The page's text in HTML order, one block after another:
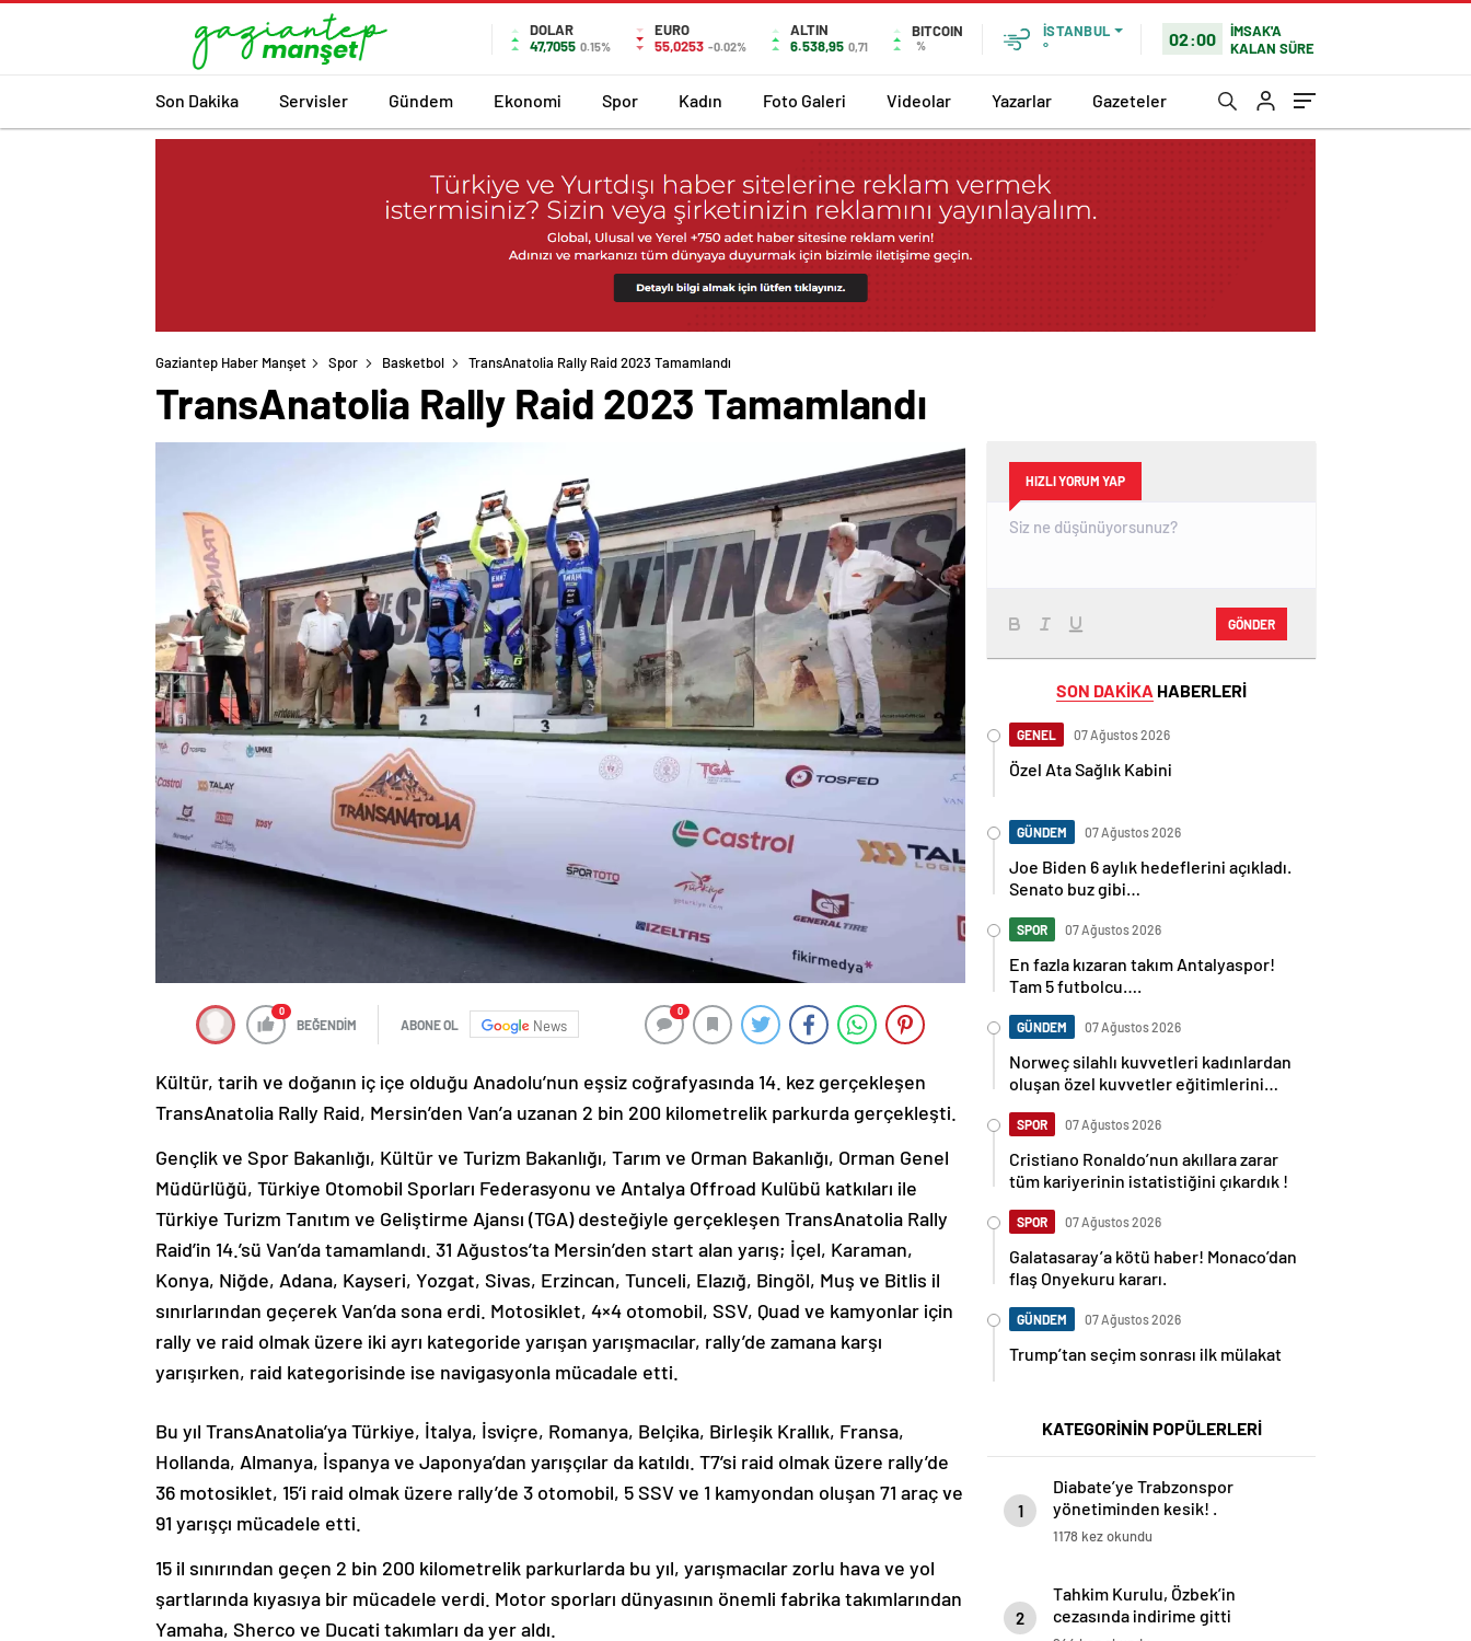
DOLAR
47,7055 0.15%
EURO
55,0253 -0.02%
ALTIN
6.538,95 0,71
BITCOIN
%
İSTANBUL
°
02:00
İMSAK'A
KALAN SÜRE
Son Dakika Servisler Gündem Ekonomi Spor Kadın Foto Galeri Videolar Yazarlar Gazeteler
Gaziantep Haber Manşet Spor Basketbol TransAnatolia Rally Raid 2023 Tamamlandı
TransAnatolia Rally Raid 2023 Tamamlandı
0
BEĞENDİM ABONE OL News
0
Kültür, tarih ve doğanın iç içe olduğu Anadolu’nun eşsiz coğrafyasında 14. kez gerçekleşen
TransAnatolia Rally Raid, Mersin’den Van’a uzanan 2 bin 200 kilometrelik parkurda gerçekleşti.
Gençlik ve Spor Bakanlığı, Kültür ve Turizm Bakanlığı, Tarım ve Orman Bakanlığı, Orman Genel
Müdürlüğü, Türkiye Otomobil Sporları Federasyonu ve Antalya Offroad Kulübü katkıları ile
Türkiye Turizm Tanıtım ve Geliştirme Ajansı (TGA) desteğiyle gerçekleşen TransAnatolia Rally
Raid’in 14.’sü Van’da tamamlandı. 31 Ağustos’ta Mersin’den start alan yarış; İçel, Karaman,
Konya, Niğde, Adana, Kayseri, Yozgat, Sivas, Erzincan, Tunceli, Elazığ, Bingöl, Muş ve Bitlis il
sınırlarından geçerek Van’da sona erdi. Motosiklet, 4×4 otomobil, SSV, Quad ve kamyonlar için
rally ve raid olmak üzere iki ayrı kategoride yarışan yarışmacılar, rally’de zamana karşı
yarışırken, raid kategorisinde ise navigasyonla mücadale etti.
Bu yıl TransAnatolia’ya Türkiye, İtalya, İsviçre, Romanya, Belçika, Birleşik Krallık, Fransa,
Hollanda, Almanya, İspanya ve Japonya’dan yarışçılar da katıldı. T7’si raid olmak üzere rally’de
36 motosiklet, 15’i raid olmak üzere rally’de 3 otomobil, 5 SSV ve 1 kamyondan oluşan 71 araç ve
91 yarışçı mücadele etti.
15 il sınırından geçen 2 bin 200 kilometrelik parkurlarda bu yıl, yarışmacılar zorlu hava ve yol
şartlarında kıyasıya bir mücadele verdi. Motor sporları dünyasının önemli fabrika takımlarından
Yamaha, Sherco ve Ducati takımları da yer aldı.
HIZLI YORUM YAP
GÖNDER
SON DAKİKA HABERLERİ
GENEL 07 Ağustos 2026
Özel Ata Sağlık Kabini
GÜNDEM 07 Ağustos 2026
Joe Biden 6 aylık hedeflerini açıkladı.
Senato buz gibi…
SPOR 07 Ağustos 2026
En fazla kızaran takım Antalyaspor!
Tam 5 futbolcu….
GÜNDEM 07 Ağustos 2026
Norweç silahlı kuvvetleri kadınlardan
oluşan özel kuvvetler eğitimlerini
SPOR 07 Ağustos 2026
Cristiano Ronaldo’nun akıllara zarar
tüm kariyerinin istatistiğini çıkardık !
SPOR 07 Ağustos 2026
Galatasaray’a kötü haber! Monaco’dan
flaş Onyekuru kararı.
GÜNDEM 07 Ağustos 2026
Trump’tan seçim sonrası ilk mülakat
KATEGORİNİN POPÜLERLERİ
1
Diabate’ye Trabzonspor
yönetiminden kesik! .
1178 kez okundu
2
Tahkim Kurulu, Özbek’in
cezasında indirime gitti